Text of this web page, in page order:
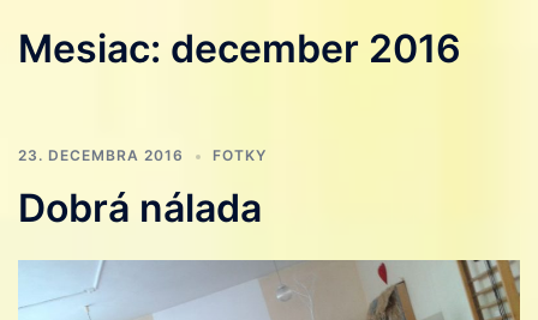
Mesiac: december 2016
23. DECEMBRA 2016 FOTKY
Dobrá nálada